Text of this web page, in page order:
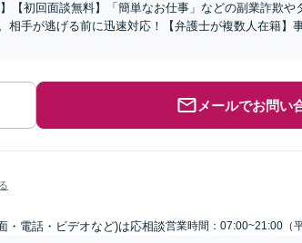
【初回面談無料】「簡単なお仕事」などの副業詐欺や
相手が逃げる前に迅速対応！【弁護士が複数人在籍】
メールでお問い
・電話・ビデオなど)は応相談営業時間：07:00~21:00（平